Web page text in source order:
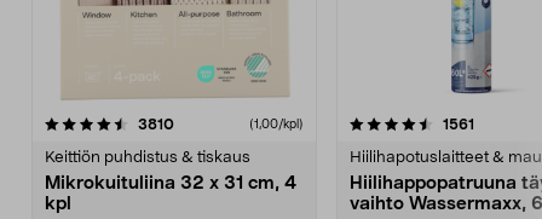
3810arvostelut (1,00/kpl)
Keittiön puhdistus & tiskaus
Mikrokuituliina 32 x 31 cm, 4
kpl
4.5viidestä
1561
Hiilihapotuslaitteet &
Hiilihappopatruuna
vaihto Wassermaxx,
4.5viidestä